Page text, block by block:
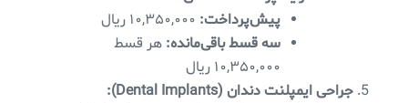
پیش‌پرداخت:
سه قسط باقی‌مانده: هر قسط
۱۰,۳۵۰,۰۰۰ ریال
جراحی ایمپلنت دندان (Dental Implants):